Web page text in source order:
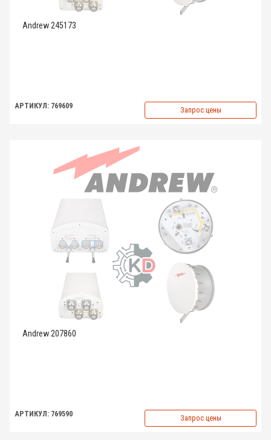
Andrew 245173
АРТИКУЛ: 769609 Запрос цены
Andrew 207860
АРТИКУЛ: 769590 Запрос цены